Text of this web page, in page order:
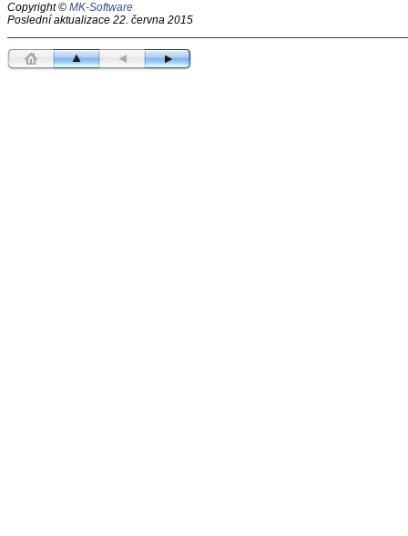
Copyright © MK-Software
Poslední aktualizace 22. června 2015